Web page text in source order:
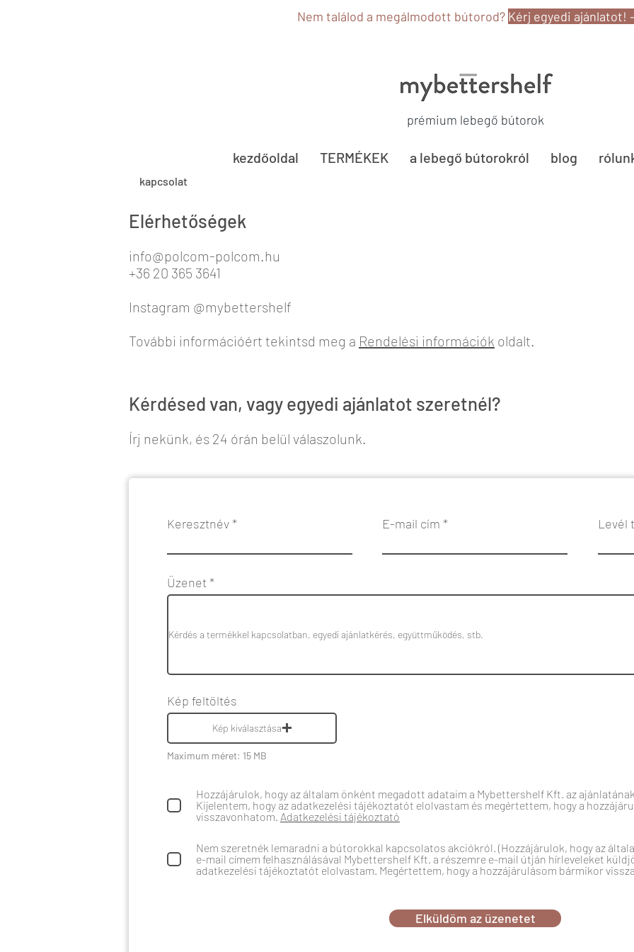
Nem találod a megálmodott bútorod? Kérj egyedi ajánlatot!
prémium lebegő bútorok
kezdőoldal TERMÉKEK a lebegő bútorokról blog
kapcsolat
Elérhetőségek
info@polcom-polcom.hu
+36 20 365 3641
Instagram @mybettershelf
További információért tekintsd meg a Rendelési információk oldalt.
Kérdésed van, vagy egyedi ajánlatot szeretnél?
Írj nekünk, és 24 órán belül válaszolunk.
Keresztnév E-mail cím Levél
Üzenet
Kép feltöltés
Kép kiválasztása
Maximum méret: 15 MB
Hozzájárulok, hogy az általam önként megadott adataim a Mybettershelf Kft. az
Kijelentem, hogy az adatkezelési tájékoztatót elolvastam és megértettem, hogy a
visszavonhatom. Adatkezelési tájékoztató
Nem szeretnék lemaradni a bútorokkal kapcsolatos akciókról. (Hozzájárulok, hogy az
e-mail címem felhasználásával Mybettershelf Kft. a részemre e-mail útján hírleveleket
adatkezelési tájékoztatót elolvastam. Megértettem, hogy a hozzájárulásom bármikor
Elküldöm az üzenetet